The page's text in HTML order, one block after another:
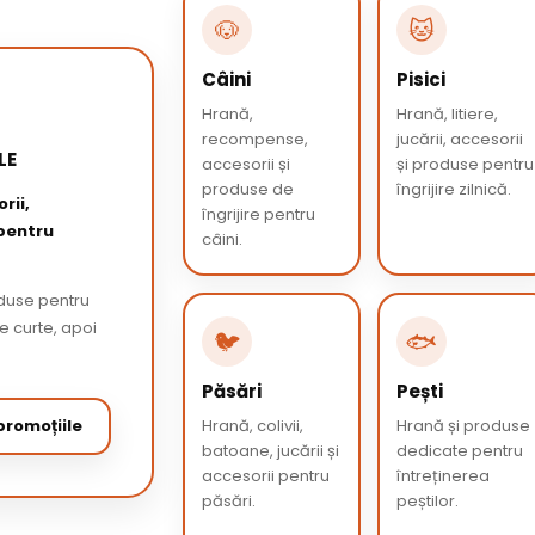
pentru
curte, apoi
🐶
Câini
Hrană,
recompense,
accesorii și
produse de
îngrijire pentru
câini.
🐱
Pisici
Hrană, litiere,
jucării, accesorii
și produse pentru
îngrijire zilnică.
🐦
Păsări
Hrană, colivii,
batoane, jucării și
accesorii pentru
păsări.
🐟
Pești
Hrană și produse
dedicate pentru
întreținerea
peștilor.